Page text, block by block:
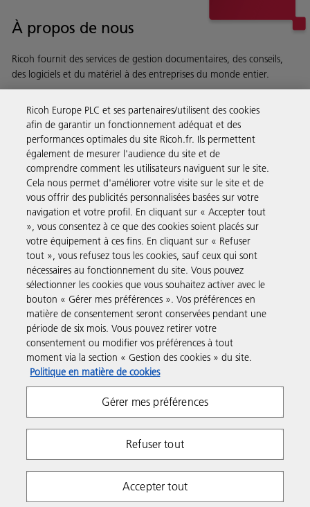
À propos de nous
Ricoh fournit des services de gestion documentaires, des conseils,
des logiciels et du matériel à des entreprises du monde entier.
Solutions pour les entreprises
Produits et Services
Assistance & Contact
Ressources
Suivez-nous
Respect de la vie privée
Conditions d'utilisation
Copyright 2026 Ricoh. All rights reserved.
Ricoh Europe PLC et ses partenaires/utilisent des cookies
afin de garantir un fonctionnement adéquat et des
performances optimales du site Ricoh.fr. Ils permettent
également de mesurer l'audience du site et de
comprendre comment les utilisateurs naviguent sur le site.
Cela nous permet d'améliorer votre visite sur le site et de
vous offrir des publicités personnalisées basées sur votre
navigation et votre profil. En cliquant sur « Accepter tout
», vous consentez à ce que des cookies soient placés sur
votre équipement à ces fins. En cliquant sur « Refuser
tout », vous refusez tous les cookies, sauf ceux qui sont
nécessaires au fonctionnement du site. Vous pouvez
sélectionner les cookies que vous souhaitez activer avec le
bouton « Gérer mes préférences ». Vos préférences en
matière de consentement seront conservées pendant une
période de six mois. Vous pouvez retirer votre
consentement ou modifier vos préférences à tout
moment via la section « Gestion des cookies » du site.
Politique en matière de cookies
Gérer mes préférences
Refuser tout
Accepter tout